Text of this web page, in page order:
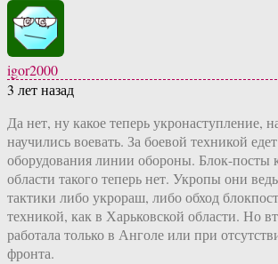
igor2000
3 лет назад
Да нет, ну какое теперь укронаступление,
научились воевать. За боевой техникой
оборудования линии обороны. Блок-посты
области такого теперь нет. Укропы они
тактики либо укрораш, либо обход
техникой, как в Харьковской области. Но
работала только в Анголе или при
фронта.